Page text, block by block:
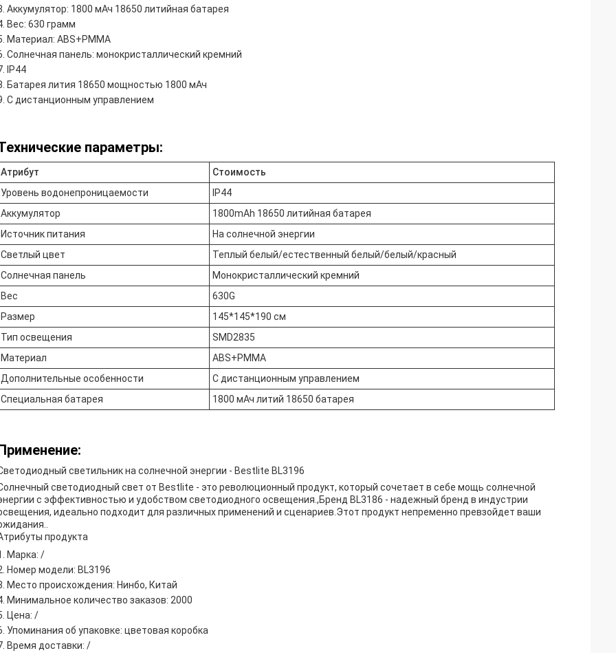
Аккумулятор: 1800 мАч 18650 литийная батарея
Вес: 630 грамм
Материал: ABS+PMMA
Солнечная панель: монокристаллический кремний
IP44
Батарея лития 18650 мощностью 1800 мАч
С дистанционным управлением
параметры:
Атрибут
Стоимость
Уровень водонепроницаемости
IP44
Аккумулятор
1800mAh 18650 литийная батарея
Источник питания
На солнечной энергии
Светлый цвет
Теплый белый/естественный белый/белый/красный
Солнечная панель
Монокристаллический кремний
Вес
630G
Размер
145*145*190 см
Тип освещения
SMD2835
Материал
ABS+PMMA
Дополнительные особенности
С дистанционным управлением
Специальная батарея
1800 мАч литий 18650 батарея
светильник на солнечной энергии - Bestlite BL3196
светодиодный свет от Bestlite - это революционный продукт, который сочетает в себе мощь солнечной
с эффективностью и удобством светодиодного освещения.,Бренд BL3186 - надежный бренд в индустрии
идеально подходит для различных применений и сценариев.Этот продукт непременно превзойдет ваши
продукта
Марка: /
Номер модели: BL3196
Место происхождения: Нинбо, Китай
Минимальное количество заказов: 2000
Цена: /
Упоминания об упаковке: цветовая коробка
Время доставки: /